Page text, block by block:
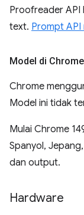
Proofreader
text. Prompt API
Model di Chrome
Chrome
Model ini tidak
Mulai Chrome
Spanyol,
dan output.
Hardware